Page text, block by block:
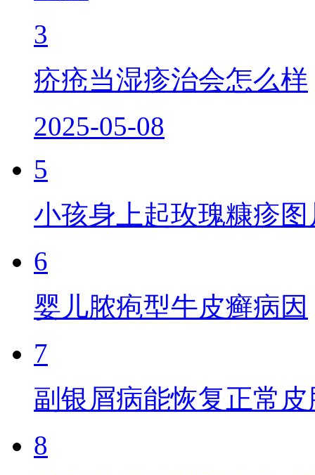
3
疥疮当湿疹治会怎么样
2025-05-08
5
小孩身上起玫瑰糠疹
6
婴儿脓疱型牛皮癣病因
7
副银屑病能恢复正常皮
8